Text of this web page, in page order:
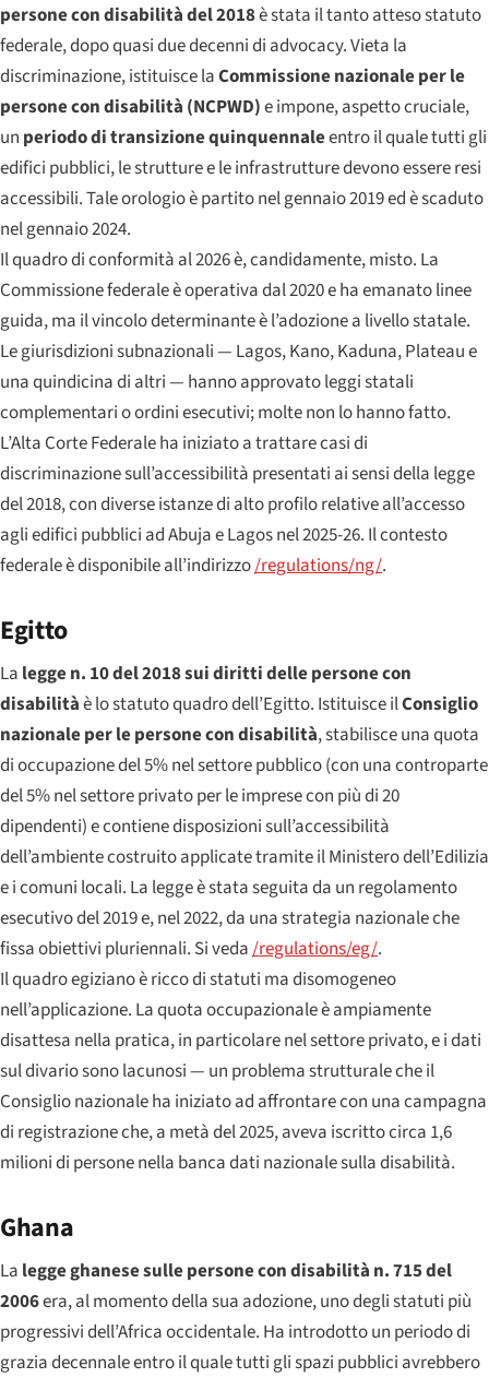
persone con disabilità del 2018è stata il tanto atteso statuto
federale, dopo quasi due decenni di advocacy. Vieta la
discriminazione, istituisce laCommissione nazionale per le
persone con disabilità (NCPWD)e impone, aspetto cruciale,
un periodo di transizione quinquennaleentro il quale tutti gli
edifici pubblici, le strutture e le infrastrutture devono essere resi
accessibili. Tale orologio è partito nel gennaio 2019 ed è scaduto
nel gennaio 2024.
Il quadro di conformità al 2026 è, candidamente, misto. La
Commissione federale è operativa dal 2020 e ha emanato linee
guida, ma il vincolo determinante è l’adozione a livello statale.
Le giurisdizioni subnazionali — Lagos, Kano, Kaduna, Plateau e
una quindicina di altri — hanno approvato leggi statali
complementari o ordini esecutivi; molte non lo hanno fatto.
L’Alta Corte Federale ha iniziato a trattare casi di
discriminazione sull’accessibilità presentati ai sensi della legge
del 2018, con diverse istanze di alto profilo relative all’accesso
agli edifici pubblici ad Abuja e Lagos nel 2025-26. Il contesto
federale è disponibile all’indirizzo/regulations/ng/.
Egitto
La legge n. 10 del 2018 sui diritti delle persone con
disabilitàè lo statuto quadro dell’Egitto. Istituisce ilConsiglio
nazionale per le persone con disabilità, stabilisce una quota
di occupazione del 5% nel settore pubblico (con una controparte
del 5% nel settore privato per le imprese con più di 20
dipendenti) e contiene disposizioni sull’accessibilità
dell’ambiente costruito applicate tramite il Ministero dell’Edilizia
e i comuni locali. La legge è stata seguita da un regolamento
esecutivo del 2019 e, nel 2022, da una strategia nazionale che
fissa obiettivi pluriennali. Si veda/regulations/eg/.
Il quadro egiziano è ricco di statuti ma disomogeneo
nell’applicazione. La quota occupazionale è ampiamente
disattesa nella pratica, in particolare nel settore privato, e i dati
sul divario sono lacunosi — un problema strutturale che il
Consiglio nazionale ha iniziato ad affrontare con una campagna
di registrazione che, a metà del 2025, aveva iscritto circa 1,6
milioni di persone nella banca dati nazionale sulla disabilità.
Ghana
La legge ghanese sulle persone con disabilità n. 715 del
2006era, al momento della sua adozione, uno degli statuti più
progressivi dell’Africa occidentale. Ha introdotto un periodo di
grazia decennale entro il quale tutti gli spazi pubblici avrebbero